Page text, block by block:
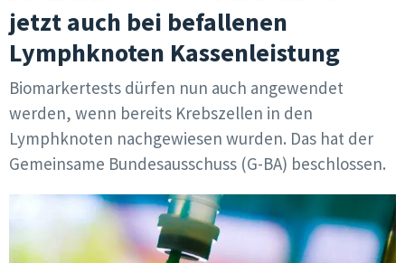
jetzt auch bei befallenen
Lymphknoten Kassenleistung
Biomarkertests dürfen nun auch angewendet
werden, wenn bereits Krebszellen in den
Lymphknoten nachgewiesen wurden. Das hat der
Gemeinsame Bundesausschuss (G-BA) beschlossen.